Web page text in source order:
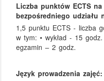
Liczba punktów ECTS
bezpośredniego udziału
1,5 punktu ECTS - liczba
w tym: • wykład - 15
egzamin – 2 godz.
Język prowadzenia zajęć: